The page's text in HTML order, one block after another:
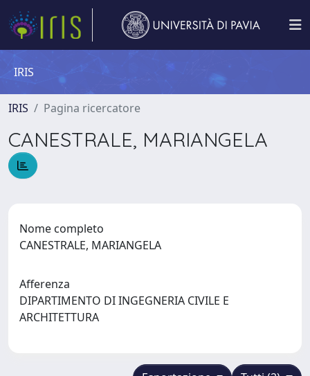
IRIS
IRIS Pagina ricercatore
CANESTRALE, MARIANGELA
Nome completo
CANESTRALE, MARIANGELA
Afferenza
DIPARTIMENTO DI INGEGNERIA CIVILE E
ARCHITETTURA